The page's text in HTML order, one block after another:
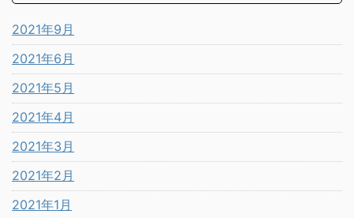
2021年9月
2021年6月
2021年5月
2021年4月
2021年3月
2021年2月
2021年1月